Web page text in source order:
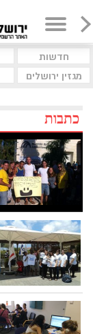
חדשות
מגזין ירושלים
כתבות